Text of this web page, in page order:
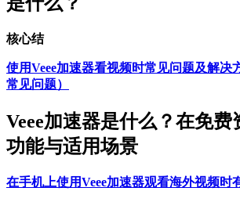
核心结
使用Veee加速器看视频时常见问题及解决
常见问题）
Veee加速器是什么？在免
功能与适用场景
在手机上使用Veee加速器观看海外视频时